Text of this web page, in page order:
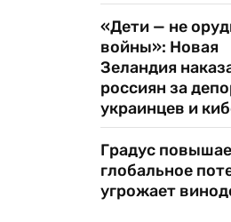
«Дети — не
войны»: Новая
Зеландия
россиян за
украинцев и
Градус
глобальное
угрожает